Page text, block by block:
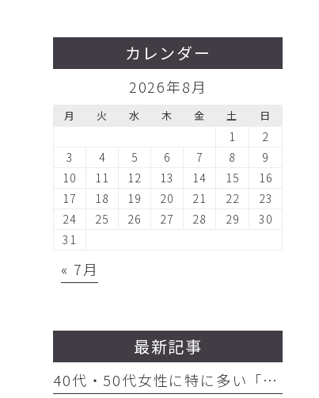
カレンダー
2026年8月
月 火 水 木 金 土 日
1
2
3
4 5 6 7 8
9
10
11 12 13 14 15
16
17
18 19 20 21 22
23
24
25 26 27 28 29
30
31
« 7月
最新記事
40代・50代女性に特に多い「お口の悩み」3選